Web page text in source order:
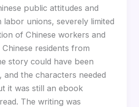
public attitudes and
labor unions, severely limited
of Chinese workers and
Chinese residents from
story could have been
and the characters needed
it was still an ebook
The writing was